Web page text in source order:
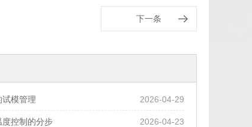
下一条
2026-04-29
模管理
2026-04-23
度控制的分步